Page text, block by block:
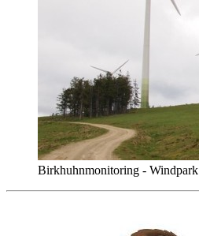
Birkhuhnmonitoring - Windpark